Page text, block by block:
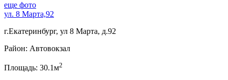
еще фото
ул. 8 Марта,92
г.Екатеринбург, ул 8 Марта, д.92
Район: Автовокзал
Площадь: 30.1м2